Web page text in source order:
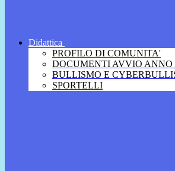
Didattica
PROFILO DI COMUNITA'
DOCUMENTI AVVIO ANNO
BULLISMO E
SPORTELLI